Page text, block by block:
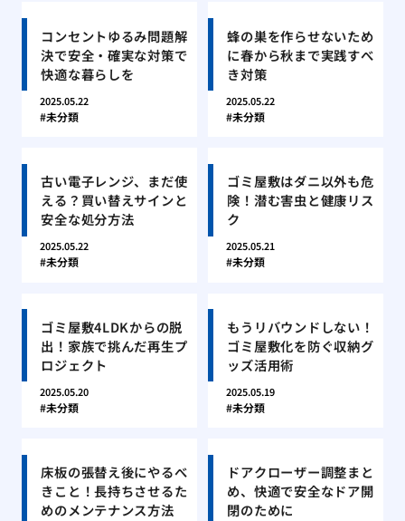
コンセントゆるみ問題解
決で安全・確実な対策で
快適な暮らしを
2025.05.22
未分類
蜂の巣を作らせないため
に春から秋まで実践すべ
き対策
2025.05.22
未分類
古い電子レンジ、まだ使
える？買い替えサインと
安全な処分方法
2025.05.22
未分類
ゴミ屋敷はダニ以外も危
険！潜む害虫と健康リス
ク
2025.05.21
未分類
ゴミ屋敷4LDKからの脱
出！家族で挑んだ再生プ
ロジェクト
2025.05.20
未分類
もうリバウンドしない！
ゴミ屋敷化を防ぐ収納グ
ッズ活用術
2025.05.19
未分類
床板の張替え後にやるべ
きこと！長持ちさせるた
めのメンテナンス方法
ドアクローザー調整まと
め、快適で安全なドア開
閉のために